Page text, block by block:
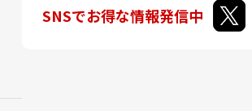
SNSでお得な情報発信中